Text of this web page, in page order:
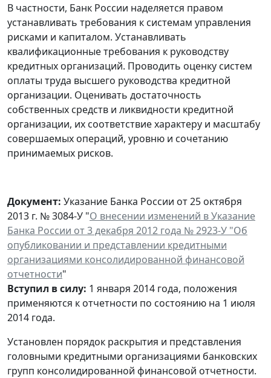
В частности, Банк России наделяется правом
устанавливать требования к системам управления
рисками и капиталом. Устанавливать
квалификационные требования к руководству
кредитных организаций. Проводить оценку систем
оплаты труда высшего руководства кредитной
организации. Оценивать достаточность
собственных средств и ликвидности кредитной
организации, их соответствие характеру и масштабу
совершаемых операций, уровню и сочетанию
принимаемых рисков.
Документ: Указание Банка России от 25 октября
2013 г. № 3084-У "О внесении изменений в Указание
Банка России от 3 декабря 2012 года № 2923-У "Об
опубликовании и представлении кредитными
организациями консолидированной финансовой
отчетности"
Вступил в силу: 1 января 2014 года, положения
применяются к отчетности по состоянию на 1 июля
2014 года.
Установлен порядок раскрытия и представления
головными кредитными организациями банковских
групп консолидированной финансовой отчетности.